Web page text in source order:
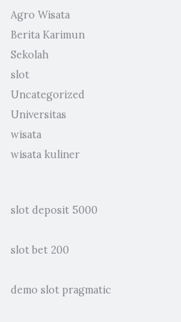
Agro Wisata
Berita Karimun
Sekolah
slot
Uncategorized
Universitas
wisata
wisata kuliner
slot deposit 5000
slot bet 200
demo slot pragmatic